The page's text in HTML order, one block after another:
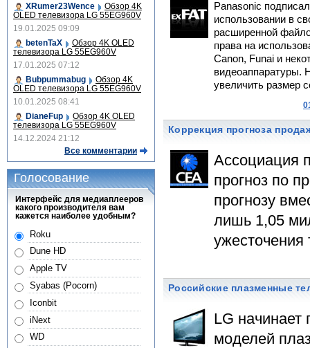
Panasonic
использовании в
расширенной
права на
Canon, Funai и
видеоаппаратуры.
увеличить размер
Коррекция прогноза
Ассоциация
прогноз по
прогнозу
лишь 1,05
ужесточения
Российские плазменные
LG начинает
моделей
XRumer23Wence
Обзор 4K
OLED телевизора LG 55EG960V
19.01.2025 09:09
betenTaX
Обзор 4K OLED
телевизора LG 55EG960V
17.01.2025 07:12
Bubpummabug
Обзор 4K
OLED телевизора LG 55EG960V
10.01.2025 08:41
DianeFup
Обзор 4K OLED
телевизора LG 55EG960V
14.12.2024 21:12
Все комментарии
Голосование
Интерфейс для медиаплееров
какого производителя вам
кажется наиболее удобным?
Roku
Dune HD
Apple TV
Syabas (Pocorn)
Iconbit
iNext
WD